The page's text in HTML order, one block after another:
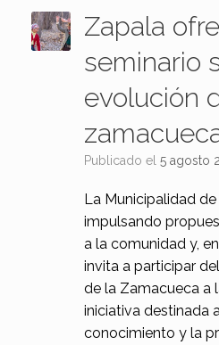
Zapala
seminario
evolución
Publicado el 5 agosto
La Municipalidad
impulsando
a la comunidad y,
invita a participar
de la Zamacueca a
iniciativa destinada
conocimiento y la